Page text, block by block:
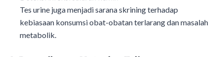
Tes urine juga menjadi sarana skrining terhadap
kebiasaan konsumsi obat-obatan terlarang dan masalah
metabolik.